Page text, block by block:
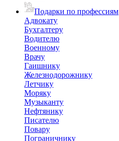
Подарки по профессиям
Адвокату
Бухгалтеру
Водителю
Военному
Врачу
Гаишнику
Железнодорожнику
Летчику
Моряку
Музыканту
Нефтянику
Писателю
Повару
Пограничнику